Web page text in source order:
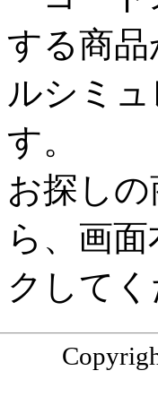
する商
ルシミ
す。
お探し
ら、画
クして